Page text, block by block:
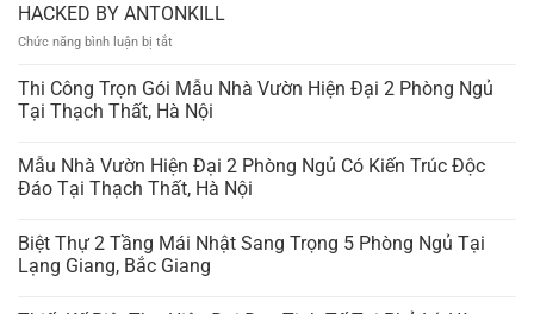
HACKED BY ANTONKILL
Chức năng bình luận bị tắt
BY
ANTONKILL
Thi Công Trọn Gói Mẫu Nhà Vườn Hiện Đại 2 Phòng Ngủ
Tại Thạch Thất, Hà Nội
Mẫu Nhà Vườn Hiện Đại 2 Phòng Ngủ Có Kiến Trúc Độc
Đáo Tại Thạch Thất, Hà Nội
Biệt Thự 2 Tầng Mái Nhật Sang Trọng 5 Phòng Ngủ Tại
Lạng Giang, Bắc Giang